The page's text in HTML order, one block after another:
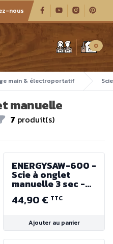
nous
boiseux 0
main & électroportatif
manuelle
Filtres
7 produit(s)
ENERGYSAW-600 -
Scie à onglet
manuelle 3 sec -
600mm avec
embase bois MDF
44,90 € TTC
Ajouter au panier